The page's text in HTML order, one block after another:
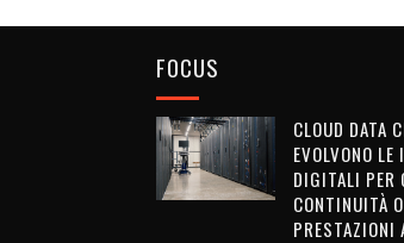
FOCUS
CLOUD DATA
EVOLVONO
DIGITALI PER
CONTINUITÀ
PRESTAZIONI